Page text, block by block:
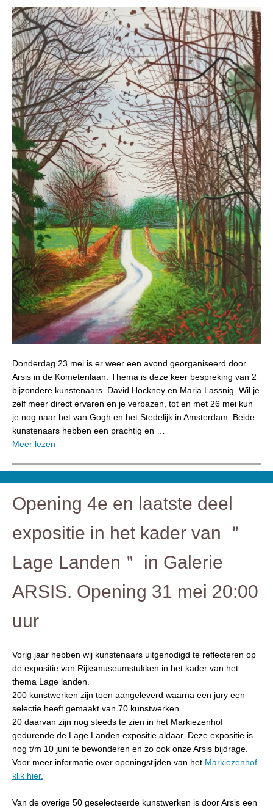
Donderdag 23 mei is er weer een avond georganiseerd door
Arsis in de Kometenlaan. Thema is deze keer bespreking van 2
bijzondere kunstenaars. David Hockney en Maria Lassnig. Wil je
zelf meer direct ervaren en je verbazen, tot en met 26 mei kun
je nog naar het van Gogh en het Stedelijk in Amsterdam. Beide
kunstenaars hebben een prachtig en …
Meer lezen
Opening 4e en laatste deel
expositie in het kader van ＂
Lage Landen＂ in Galerie
ARSIS. Opening 31 mei 20:00
uur
Vorig jaar hebben wij kunstenaars uitgenodigd te reflecteren op
de expositie van Rijksmuseumstukken in het kader van het
thema Lage landen.
200 kunstwerken zijn toen aangeleverd waarna een jury een
selectie heeft gemaakt van 70 kunstwerken.
20 daarvan zijn nog steeds te zien in het Markiezenhof
gedurende de Lage Landen expositie aldaar. Deze expositie is
nog t/m 10 juni te bewonderen en zo ook onze Arsis bijdrage.
Voor meer informatie over openingstijden van het Markiezenhof
klik hier.
Van de overige 50 geselecteerde kunstwerken is door Arsis een